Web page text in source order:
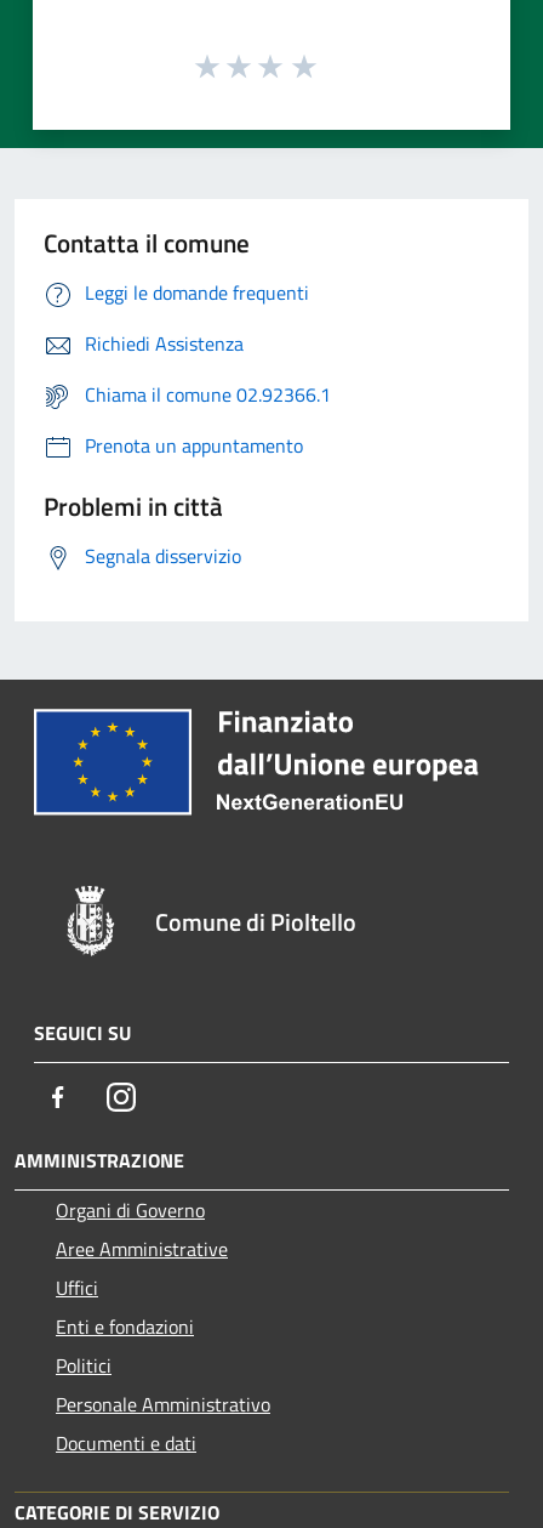
Contatta il comune
Leggi le domande frequenti
Richiedi Assistenza
Chiama il comune 02.92366.1
Prenota un appuntamento
Problemi in città
Segnala disservizio
Comune di Pioltello
SEGUICI SU
FacebookInstagram
AMMINISTRAZIONE
Organi di Governo
Aree Amministrative
Uffici
Enti e fondazioni
Politici
Personale Amministrativo
Documenti e dati
CATEGORIE DI SERVIZIO